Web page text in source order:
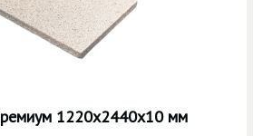
1220х2440х10 мм